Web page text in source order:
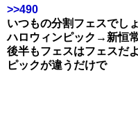
>>490
いつもの分割フェスでしょ
ハロウィンピック→新恒
後半もフェスはフェスだよ
ピックが違うだけで